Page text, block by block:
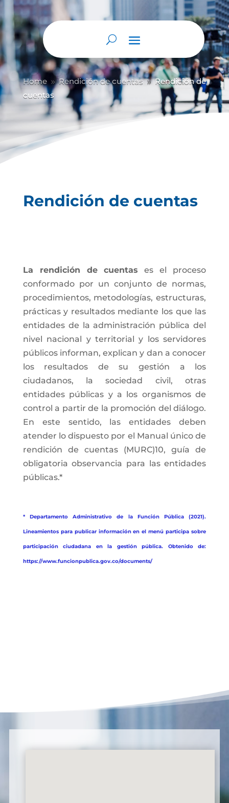
Home 9 Rendición de cuentas 9 Rendición de
cuentas
Rendición de cuentas
La rendición de cuentas es el proceso
conformado por un conjunto de normas,
procedimientos, metodologías, estructuras,
prácticas y resultados mediante los que las
entidades de la administración pública del
nivel nacional y territorial y los servidores
públicos informan, explican y dan a conocer
los resultados de su gestión a los
ciudadanos, la sociedad civil, otras
entidades públicas y a los organismos de
control a partir de la promoción del diálogo.
En este sentido, las entidades deben
atender lo dispuesto por el Manual único de
rendición de cuentas (MURC)10, guía de
obligatoria observancia para las entidades
públicas.*
* Departamento Administrativo de la Función Pública (2021).
Lineamientos para publicar información en el menú participa sobre
participación ciudadana en la gestión pública. Obtenido de:
https://www.funcionpublica.gov.co/documents/